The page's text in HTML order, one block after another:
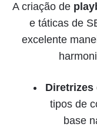
A criação de
e táticas de
excelente
Diretrizes
tipos de
base